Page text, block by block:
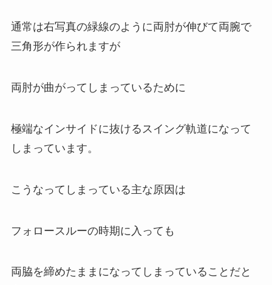
通常は右写真の緑線のように両肘が伸びて両腕で
三角形が作られますが
両肘が曲がってしまっているために
極端なインサイドに抜けるスイング軌道になって
しまっています。
こうなってしまっている主な原因は
フォロースルーの時期に入っても
両脇を締めたままになってしまっていることだと